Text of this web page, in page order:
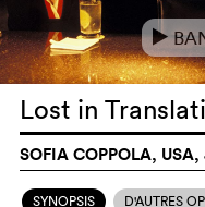
e
Lost in
SOFIA COPPOLA,
SYNOPSIS D'AUTRES